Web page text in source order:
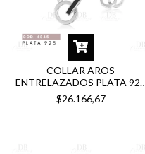
COLLAR AROS
ENTRELAZADOS PLATA 925
COD.4845
$26.166,67